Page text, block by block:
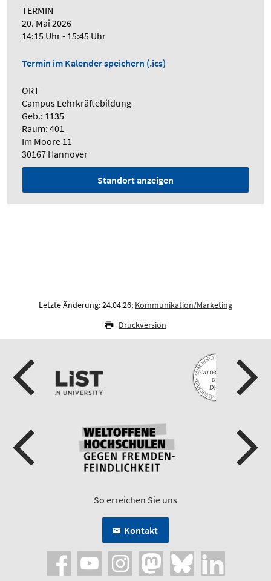
TERMIN
20. Mai 2026
14:15 Uhr - 15:45 Uhr
Termin im Kalender speichern (.ics)
ORT
Campus Lehrkräftebildung
Geb.: 1135
Raum: 401
Im Moore 11
30167 Hannover
Standort anzeigen
Letzte Änderung: 24.04.26; Kommunikation/Marketing
Druckversion
So erreichen Sie uns
Kontakt